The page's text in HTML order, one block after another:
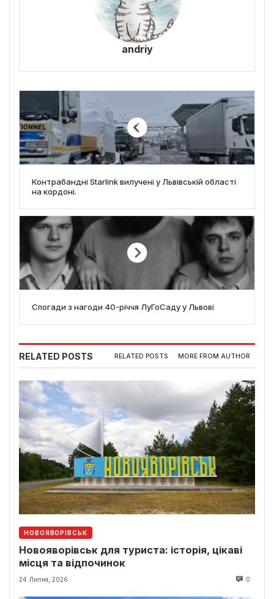
andriy
Контрабандні Starlink вилучені у Львівській області
на кордоні.
Спогади з нагоди 40-річчя ЛуГоСаду у Львові
RELATED POSTS RELATED POSTS MORE FROM AUTHOR
НОВОЯВОРІВСЬК
Новояворівськ для туриста: історія, цікаві
місця та відпочинок
24 Липня, 2026 0